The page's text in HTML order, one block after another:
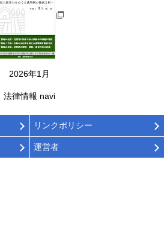
2026年1月
法律情報 navi
リンクポリシー
運営者